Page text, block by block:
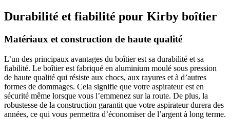
Durabilité et fiabilité pour Kirby boîtier
Matériaux et construction de haute qualité
L’un des principaux avantages du boîtier est sa durabilité et sa
fiabilité. Le boîtier est fabriqué en aluminium moulé sous pression
de haute qualité qui résiste aux chocs, aux rayures et à d’autres
formes de dommages. Cela signifie que votre aspirateur est en
sécurité même lorsque vous l’emmenez sur la route. De plus, la
robustesse de la construction garantit que votre aspirateur durera des
années, ce qui vous permettra d’économiser de l’argent à long terme.